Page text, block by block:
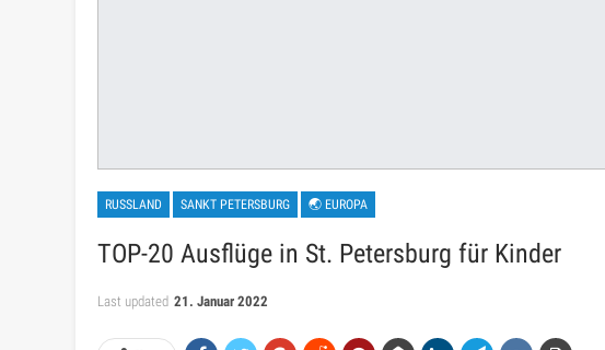
RUSSLAND SANKT PETERSBURG 🌏 EUROPA
TOP-20 Ausflüge in St. Petersburg für Kinder
Last updated 21. Januar 2022